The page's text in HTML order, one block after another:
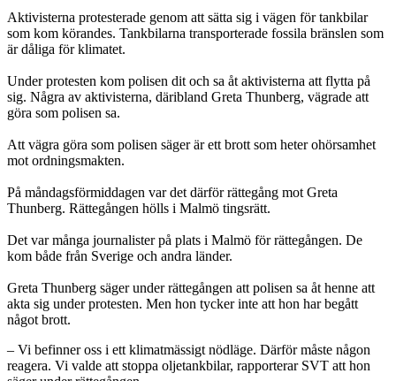
Aktivisterna protesterade genom att sätta sig i vägen för tankbilar
som kom körandes. Tankbilarna transporterade fossila bränslen som
är dåliga för klimatet.
Under protesten kom polisen dit och sa åt aktivisterna att flytta på
sig. Några av aktivisterna, däribland Greta Thunberg, vägrade att
göra som polisen sa.
Att vägra göra som polisen säger är ett brott som heter ohörsamhet
mot ordningsmakten.
På måndagsförmiddagen var det därför rättegång mot Greta
Thunberg. Rättegången hölls i Malmö tingsrätt.
Det var många journalister på plats i Malmö för rättegången. De
kom både från Sverige och andra länder.
Greta Thunberg säger under rättegången att polisen sa åt henne att
akta sig under protesten. Men hon tycker inte att hon har begått
något brott.
– Vi befinner oss i ett klimatmässigt nödläge. Därför måste någon
reagera. Vi valde att stoppa oljetankbilar, rapporterar SVT att hon